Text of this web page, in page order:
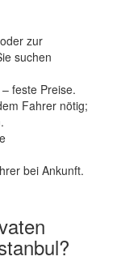
zur
suchen
feste Preise.
Fahrer nötig;
bei Ankunft.